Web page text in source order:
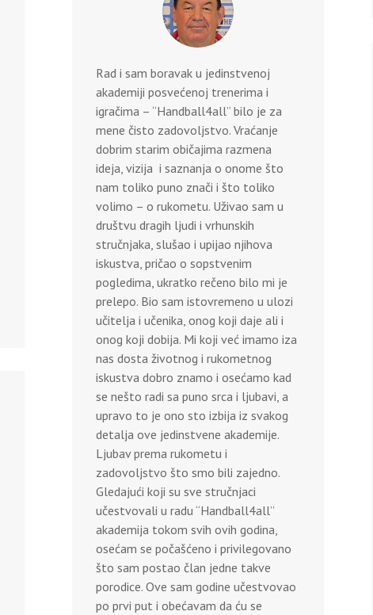
Rad i sam boravak u jedinstvenoj
akademiji posvećenoj trenerima i
igračima – “Handball4all” bilo je za
mene čisto zadovoljstvo. Vraćanje
dobrim starim običajima razmena
ideja, vizija i saznanja o onome što
nam toliko puno znači i što toliko
volimo – o rukometu. Uživao sam u
društvu dragih ljudi i vrhunskih
stručnjaka, slušao i upijao njihova
iskustva, pričao o sopstvenim
pogledima, ukratko rečeno bilo mi je
prelepo. Bio sam istovremeno u ulozi
učitelja i učenika, onog koji daje ali i
onog koji dobija. Mi koji već imamo iza
nas dosta životnog i rukometnog
iskustva dobro znamo i osećamo kad
se nešto radi sa puno srca i ljubavi, a
upravo to je ono sto izbija iz svakog
detalja ove jedinstvene akademije.
Ljubav prema rukometu i
zadovoljstvo što smo bili zajedno.
Gledajući koji su sve stručnjaci
učestvovali u radu “Handball4all”
akademija tokom svih ovih godina,
osećam se počašćeno i privilegovano
što sam postao član jedne takve
porodice. Ove sam godine učestvovao
po prvi put i obećavam da ću se